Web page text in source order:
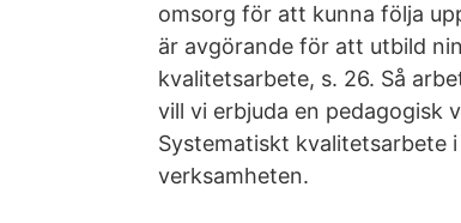
omsorg för att kunna följa
är avgörande för att utbild
kvalitetsarbete, s. 26. Så
vill vi erbjuda en pedagogisk
Systematiskt kvalitetsarbete
verksamheten.